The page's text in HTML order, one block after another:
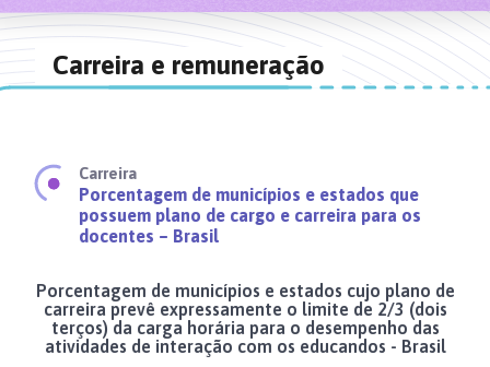
Carreira e remuneração
Carreira
Porcentagem de municípios e estados que
possuem plano de cargo e carreira para os
docentes – Brasil
Porcentagem de municípios e estados cujo plano de
carreira prevê expressamente o limite de 2/3 (dois
terços) da carga horária para o desempenho das
atividades de interação com os educandos - Brasil